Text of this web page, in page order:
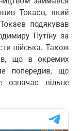
Токаєв, який
подякував
Путіну за
війська. Також
що в окремих
попередив, що
означає вільне